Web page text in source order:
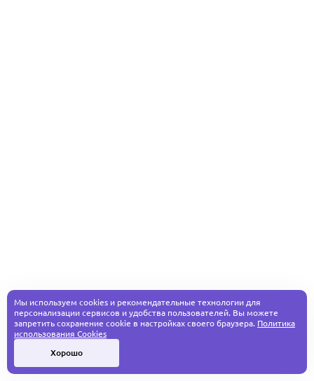
Мы используем cookies и рекомендательные технологии для
персонализации сервисов и удобства пользователей. Вы можете
запретить сохранение cookie в настройках своего браузера. Политика
использования Cookies
Хорошо